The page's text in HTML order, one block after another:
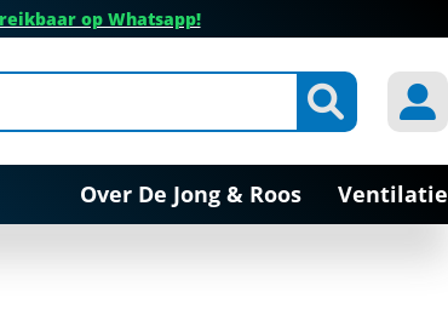
op Whatsapp!
Over De Jong & Roos Ventilatie